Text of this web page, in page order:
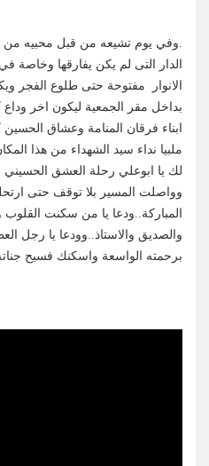
.وفي يوم تشيعه من قبل محبيه
الدار التى لم يكن يفارقها وخاصة
الانوار مفتوحة حتى طلوع الفجر
بداخل مقر الجمعية ليكون اخر
ابناء فرقان المنامة وعشاق
ملبيا نداء سيد الشهداء من هذا
لك يا ابوعلي رحلة العشق الحسيني
وواصلت المسير بلا توقف حتى
المباركة..ودعا يا من سكنت القلوب
والصديق والاستاذ..وودعا يا رجل
برحمته الواسعة واسكنك فسيح